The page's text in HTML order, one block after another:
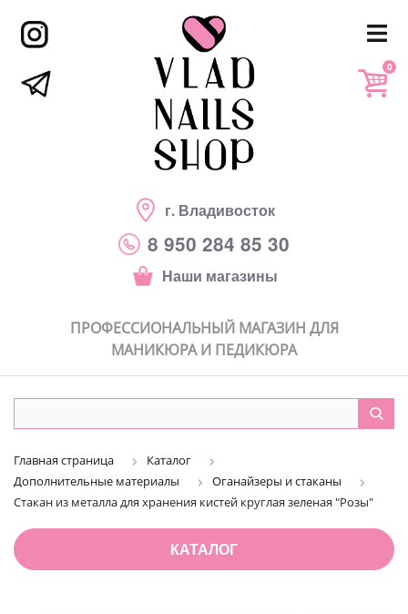
г. Владивосток
8 950 284 85 30
Наши магазины
0
ПРОФЕССИОНАЛЬНЫЙ МАГАЗИН ДЛЯ
МАНИКЮРА И ПЕДИКЮРА
Главная страница
Каталог
Дополнительные материалы
Оганайзеры и стаканы
Стакан из металла для хранения кистей круглая зеленая "Розы"
КАТАЛОГ